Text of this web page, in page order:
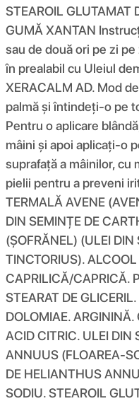
STEAROIL GLUTAMAT
GUMĂ XANTAN
sau de două ori pe zi
în prealabil cu Uleiul
XERACALM AD. Mod
palmă și întindeți-o pe
Pentru o aplicare
mâini și apoi aplicați-o
suprafață a mâinilor, cu
pielii pentru a preveni
TERMALĂ AVENE
DIN SEMINȚE DE
(ȘOFRĂNEL) (ULEI
TINCTORIUS).
CAPRILICĂ/CAPRICĂ.
STEARAT DE
DOLOMIAE.
ACID CITRIC. ULEI DIN
ANNUUS (FLOAREA-
DE HELIANTHUS
SODIU. STEAROIL